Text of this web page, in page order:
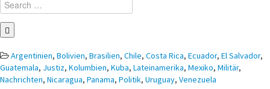
for:
Posted
in
Argentinien, Bolivien, Brasilien, Chile, Costa Rica, Ecuador, El Salvador,
Guatemala, Justiz, Kolumbien, Kuba, Lateinamerika, Mexiko, Militär,
Nachrichten, Nicaragua, Panama, Politik, Uruguay, Venezuela